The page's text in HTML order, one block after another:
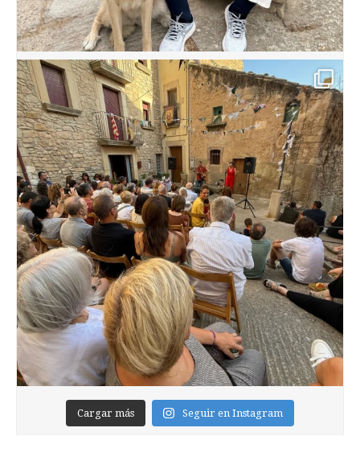
Cargar más Seguir en Instagram